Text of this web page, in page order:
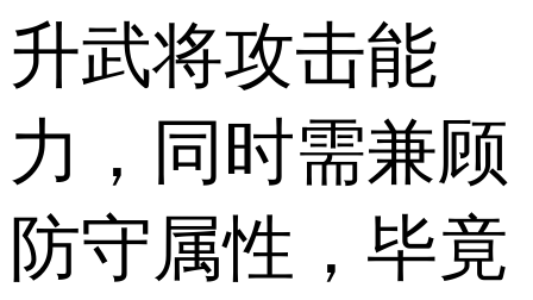
升武将攻击能
力，同时需兼顾
防守属性，毕竟